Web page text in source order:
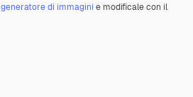
generatore di immagini e modificale con il